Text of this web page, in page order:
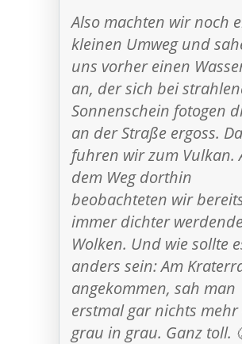
Also machten wir noch
kleinen Umweg und
uns vorher einen
an, der sich bei
Sonnenschein fotogen
an der Straße ergoss.
fuhren wir zum Vulkan.
dem Weg dorthin
beobachteten wir
immer dichter
Wolken. Und wie sollte
anders sein: Am
angekommen, sah man
erstmal gar nichts
grau in grau. Ganz toll.